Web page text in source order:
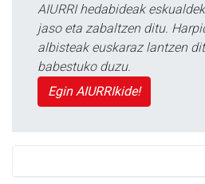
AIURRI hedabideak
jaso eta zabaltzen ditu.
albisteak euskaraz lantzen
babestuko duzu.
Egin AIURRIkide!